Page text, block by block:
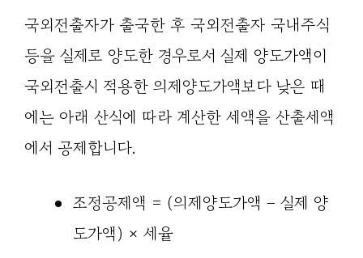
국외전출자가 출국한 후 국외전출자 국내주식
등을 실제로 양도한 경우로서 실제 양도가액이
국외전출시 적용한 의제양도가액보다 낮은 때
에는 아래 산식에 따라 계산한 세액을 산출세액
에서 공제합니다.
조정공제액 = (의제양도가액 – 실제 양
도가액) × 세율